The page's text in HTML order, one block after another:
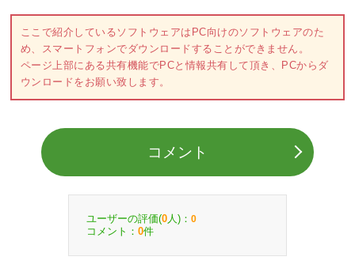
ここで紹介しているソフトウェアはPC向けのソフトウェアのた
め、スマートフォンでダウンロードすることができません。
ページ上部にある共有機能でPCと情報共有して頂き、PCからダ
ウンロードをお願い致します。
コメント
ユーザーの評価(0 人)： 0
コメント： 0件